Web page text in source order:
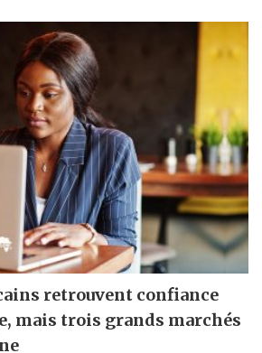
retrouvent confiance
mais trois grands marchés